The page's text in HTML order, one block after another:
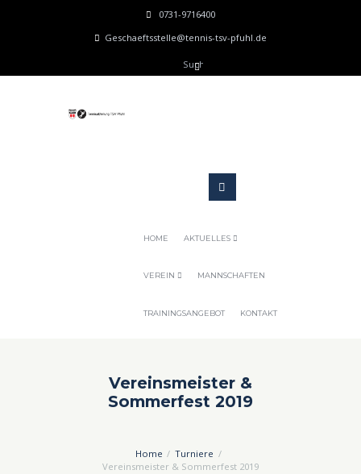
0731-9716400
Geschaeftsstelle@tennis-tsv-pfuhl.de
HOME AKTUELLES
VEREIN MANNSCHAFTEN
TRAININGSANGEBOT KONTAKT
Vereinsmeister &
Sommerfest 2019
Home
Turniere
Vereinsmeister & Sommerfest 2019